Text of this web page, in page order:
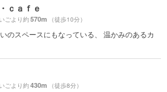
ｃａｆｅ
ごより約570m （徒歩10分）
のスペースにもなっている、 温かみのあるカ
ごより約430m （徒歩8分）